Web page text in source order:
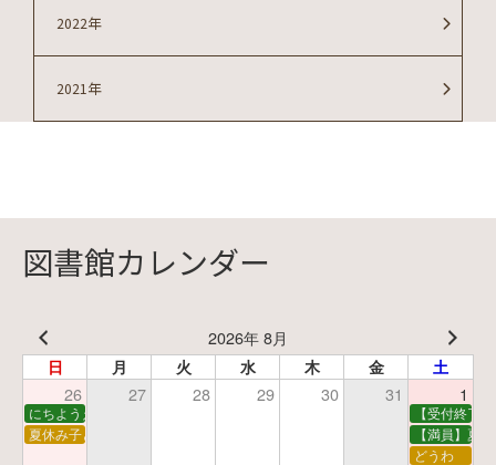
2022年
2021年
図書館カレンダー
2026年 8月
日 月 火 水 木 金 土
26 27 28 29 30 31 1
にちようえほん
【受付終了
夏休み子ども映画会
【満員】夏
どうわ